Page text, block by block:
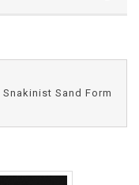
Snakinist Sand Form